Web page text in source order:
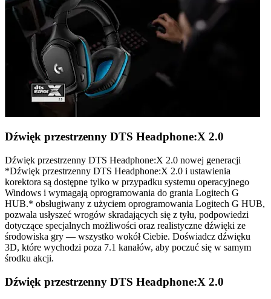
Dźwięk przestrzenny DTS Headphone:X 2.0
Dźwięk przestrzenny DTS Headphone:X 2.0 nowej generacji
*Dźwięk przestrzenny DTS Headphone:X 2.0 i ustawienia
korektora są dostępne tylko w przypadku systemu operacyjnego
Windows i wymagają oprogramowania do grania Logitech G
HUB.* obsługiwany z użyciem oprogramowania Logitech G HUB,
pozwala usłyszeć wrogów skradających się z tyłu, podpowiedzi
dotyczące specjalnych możliwości oraz realistyczne dźwięki ze
środowiska gry — wszystko wokół Ciebie. Doświadcz dźwięku
3D, które wychodzi poza 7.1 kanałów, aby poczuć się w samym
środku akcji.
Dźwięk przestrzenny DTS Headphone:X 2.0